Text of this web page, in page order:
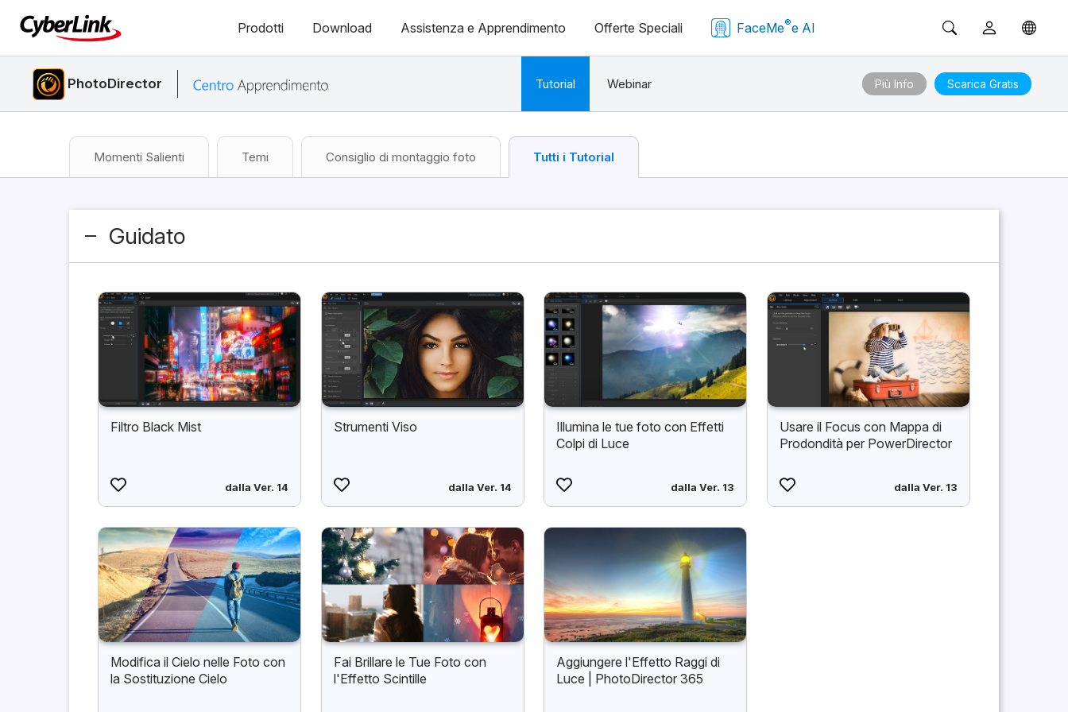
Prodotti Download Assistenza e Apprendimento Offerte Speciali FaceMe®e AI
PhotoDirector Tutorial Webinar Più Info Scarica Gratis
Momenti Salienti Temi Consiglio di montaggio foto Tutti i Tutorial
Guidato
Filtro Black Mist
dalla Ver. 14
Strumenti Viso
dalla Ver. 14
Illumina le tue foto con Effetti
Colpi di Luce
dalla Ver. 13
Usare il Focus con Mappa di
Prodondità per PowerDirector
dalla Ver. 13
Modifica il Cielo nelle Foto con
la Sostituzione Cielo
Fai Brillare le Tue Foto con
l'Effetto Scintille
Aggiungere l'Effetto Raggi di
Luce | PhotoDirector 365